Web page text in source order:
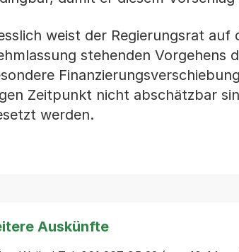
weist der Regierungsrat
stehenden Vorgehens
Zeitpunkt nicht abschätzbar
werden.
Auskünfte